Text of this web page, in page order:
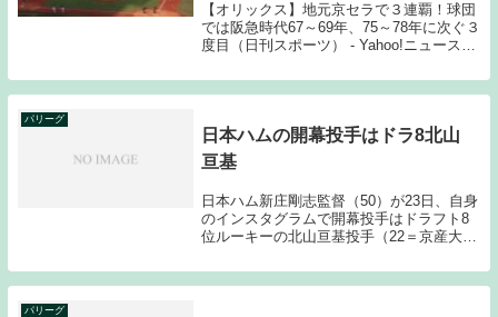
【オリックス】地元京セラで３連覇！球団
では阪急時代67～69年、75～78年に次ぐ３
度目（日刊スポーツ） - Yahoo!ニュースオ
90年代後半からダイエー・ソフトバンクが
的確な補強と育成で絶対王者に君...
パリーグ
日本ハムの開幕投手はドラ8北山
亘基
日本ハム新庄剛志監督（50）が23日、自身
のインスタグラムで開幕投手はドラフト8
位ルーキーの北山亘基投手（22＝京産大）
用）新庄監督がいきなり仕掛けてきた。開
幕投手にドラフト8位のルーキー北山を指
パリーグ